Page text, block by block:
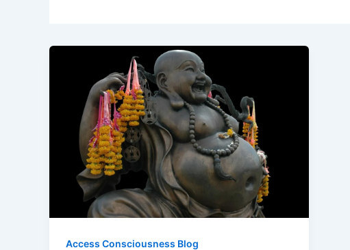
Access Consciousness Blog